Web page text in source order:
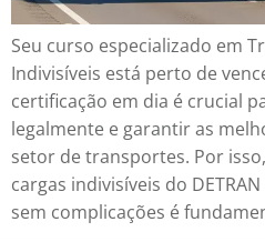
Seu curso especializado em
Indivisíveis está perto de
certificação em dia é crucial
legalmente e garantir as
setor de transportes. Por
cargas indivisíveis do
sem complicações é